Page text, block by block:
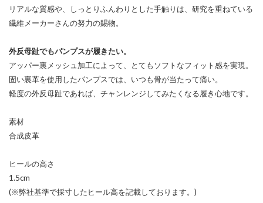
リアルな質感や、しっとりふんわりとした手触りは、研究を重ねている
繊維メーカーさんの努力の賜物。
外反母趾でもパンプスが履きたい。
アッパー裏メッシュ加工によって、とてもソフトなフィット感を実現。
固い裏革を使用したパンプスでは、いつも骨が当たって痛い。
軽度の外反母趾であれば、チャンレンジしてみたくなる履き心地です。
素材
合成皮革
ヒールの高さ
1.5cm
(※弊社基準で採寸したヒール高を記載しております。)